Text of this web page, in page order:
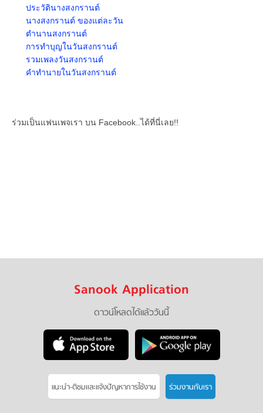
ประวัตินางสงกรานต์
นางสงกรานต์ ของแต่ละวัน
ตำนานสงกรานต์
การทำบุญในวันสงกรานต์
รวมเพลงวันสงกรานต์
คำทำนายในวันสงกรานต์
ร่วมเป็นแฟนเพจเรา บน Facebook..ได้ที่นี่เลย!!
Sanook Application
ดาวน์โหลดได้แล้ววันนี้
แนะนำ-ติชมเเละแจ้งปัญหาการใช้งาน ร่วมงานกับเรา